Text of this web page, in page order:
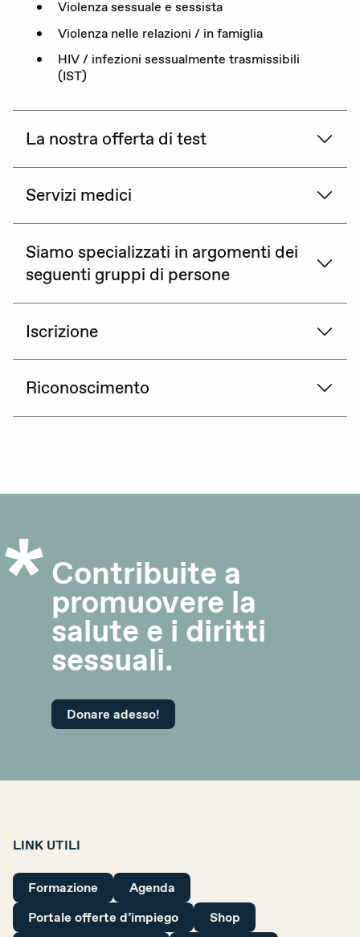
Violenza sessuale e sessista
Violenza nelle relazioni / in famiglia
HIV / infezioni sessualmente trasmissibili
(IST)
La nostra offerta di test
Servizi medici
Siamo specializzati in argomenti dei
seguenti gruppi di persone
Iscrizione
Riconoscimento
Contribuite a
promuovere la
salute e i diritti
sessuali.
Donare adesso!
LINK UTILI
Formazione
Agenda
Portale offerte d’impiego
Shop